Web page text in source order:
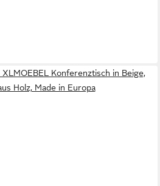
Konferenztisch in Beige,
Holz, Made in Europa